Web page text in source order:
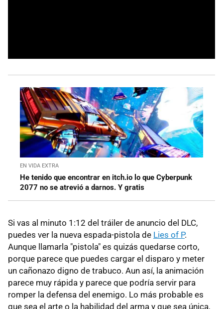
EN VIDA EXTRA
He tenido que encontrar en itch.io lo que Cyberpunk
2077 no se atrevió a darnos. Y gratis
Si vas al minuto 1:12 del tráiler de anuncio del DLC,
puedes ver la nueva espada-pistola de Lies of P.
Aunque llamarla "pistola" es quizás quedarse corto,
porque parece que puedes cargar el disparo y meter
un cañonazo digno de trabuco. Aun así, la animación
parece muy rápida y parece que podría servir para
romper la defensa del enemigo. Lo más probable es
que sea el arte o la habilidad del arma y que sea única,